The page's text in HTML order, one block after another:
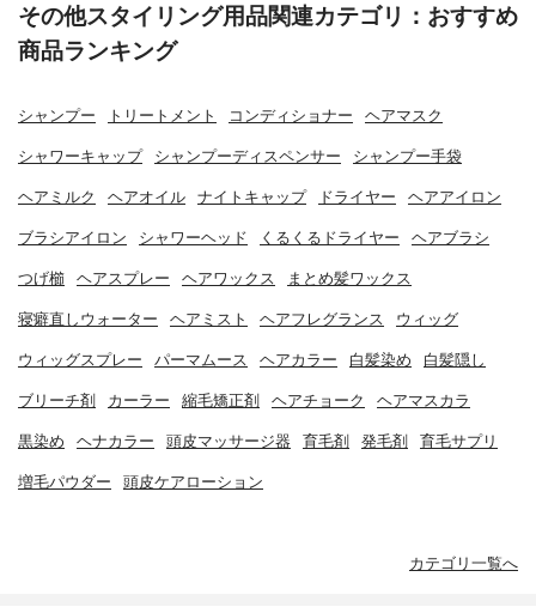
その他スタイリング用品関連カテゴリ：おすすめ
商品ランキング
シャンプー トリートメント コンディショナー ヘアマスク
シャワーキャップ シャンプーディスペンサー シャンプー手袋
ヘアミルク ヘアオイル ナイトキャップ ドライヤー ヘアアイロン
ブラシアイロン シャワーヘッド くるくるドライヤー ヘアブラシ
つげ櫛 ヘアスプレー ヘアワックス まとめ髪ワックス
寝癖直しウォーター ヘアミスト ヘアフレグランス ウィッグ
ウィッグスプレー パーマムース ヘアカラー 白髪染め 白髪隠し
ブリーチ剤 カーラー 縮毛矯正剤 ヘアチョーク ヘアマスカラ
黒染め ヘナカラー 頭皮マッサージ器 育毛剤 発毛剤 育毛サプリ
増毛パウダー 頭皮ケアローション
カテゴリ一覧へ